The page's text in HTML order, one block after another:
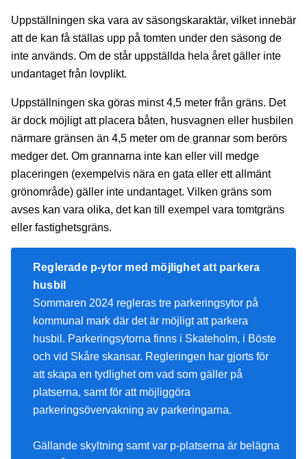
Uppställningen ska vara av säsongskaraktär, vilket innebär
att de kan få ställas upp på tomten under den säsong de
inte används. Om de står uppställda hela året gäller inte
undantaget från lovplikt.
Uppställningen ska göras minst 4,5 meter från gräns. Det
är dock möjligt att placera båten, husvagnen eller husbilen
närmare gränsen än 4,5 meter om de grannar som berörs
medger det. Om grannarna inte kan eller vill medge
placeringen (exempelvis nära en gata eller ett allmänt
grönområde) gäller inte undantaget. Vilken gräns som
avses kan vara olika, det kan till exempel vara tomtgräns
eller fastighetsgräns.
Reglerade p-ytor med möjlighet att parkera
husbil
Sommaren 2024 regleras tre parkeringsytor på
kommunal mark där det är möjligt att parkera
husbil. Parkeringsytorna finns i Skateholm, i Böste
och vid Skåre skansar. Regleringen har gjorts för
att skapa en tydlighet om vad som gäller på
platserna, samt för att möjliggöra
parkeringsövervakning av parkeringarna.
Gällande skyltning samt var p-platserna är belägna